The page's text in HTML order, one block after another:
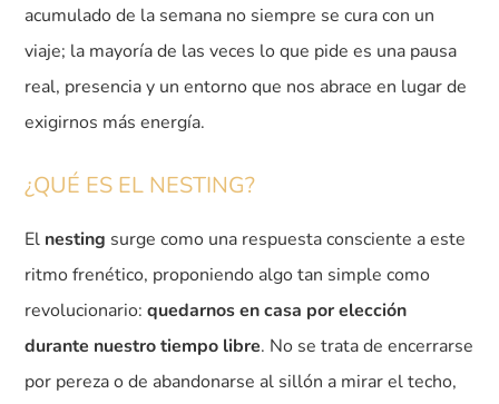
acumulado de la semana no siempre se cura con un
viaje; la mayoría de las veces lo que pide es una pausa
real, presencia y un entorno que nos abrace en lugar de
exigirnos más energía.
¿QUÉ ES EL NESTING?
El nesting surge como una respuesta consciente a este
ritmo frenético, proponiendo algo tan simple como
revolucionario:quedarnos en casa por elección
durante nuestro tiempo libre. No se trata de encerrarse
por pereza o de abandonarse al sillón a mirar el techo,